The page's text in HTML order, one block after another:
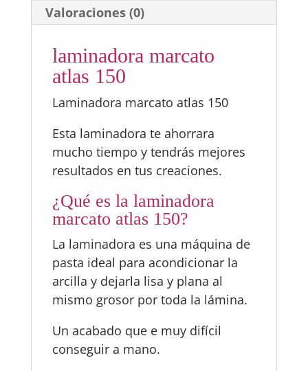
Valoraciones (0)
laminadora marcato
atlas 150
Laminadora marcato atlas 150
Esta laminadora te ahorrara
mucho tiempo y tendrás mejores
resultados en tus creaciones.
¿Qué es la laminadora
marcato atlas 150?
La laminadora es una máquina de
pasta ideal para acondicionar la
arcilla y dejarla lisa y plana al
mismo grosor por toda la lámina.
Un acabado que e muy difícil
conseguir a mano.